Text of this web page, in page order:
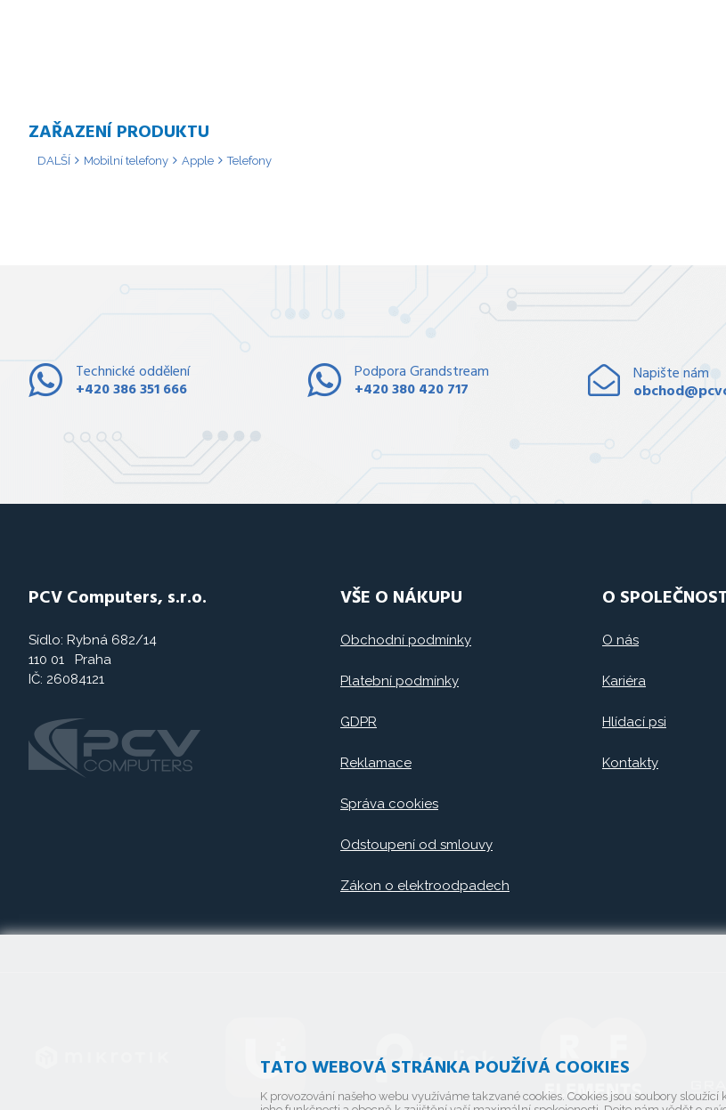
ZAŘAZENÍ PRODUKTU
DALŠÍ Mobilní telefony Apple Telefony
Technické oddělení
+420 386 351 666
Podpora Grandstream
+420 380 420 717
Napište nám
PCV Computers, s.r.o.
Sídlo: Rybná 682/14
110 01 Praha
IČ: 26084121
VŠE O NÁKUPU
Obchodní podmínky
Platební podmínky
GDPR
Reklamace
Správa cookies
Odstoupení od smlouvy
Zákon o elektroodpadech
O
O nás
Kariéra
Hlídací psi
Kontakty
TATO WEBOVÁ STRÁNKA POUŽÍVÁ COOKIES
K provozování našeho webu využíváme takzvané cookies. Cookies jsou soubory